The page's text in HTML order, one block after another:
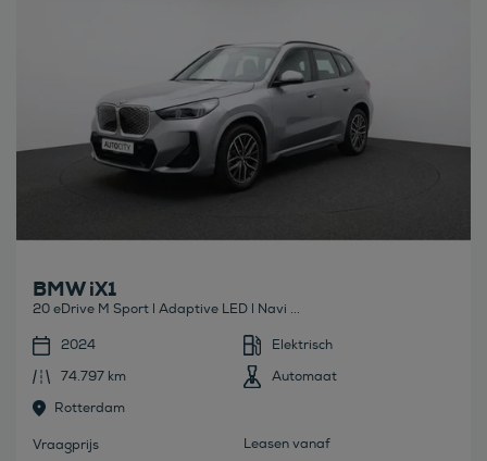
BMW iX1
20 eDrive M Sport l Adaptive LED l Navi ...
2024
Elektrisch
74.797 km
Automaat
Rotterdam
Vraagprijs Leasen vanaf